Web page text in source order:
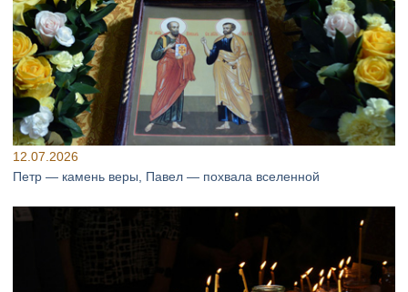
12.07.2026
Петр — камень веры, Павел — похвала вселенной